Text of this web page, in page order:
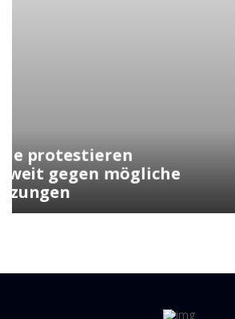
Kunasek fordert
für die Verleihung der
Staatsbürgerschaft